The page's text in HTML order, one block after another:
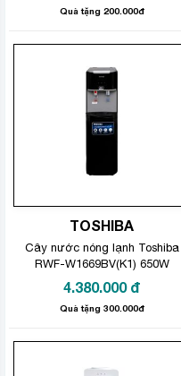
Quà tặng 200.000đ
TOSHIBA
Cây nước nóng lạnh Toshiba
RWF-W1669BV(K1) 650W
4.380.000 đ
Quà tặng 300.000đ